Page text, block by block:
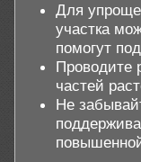
Для
участка
помогут
Проводите
частей
Не